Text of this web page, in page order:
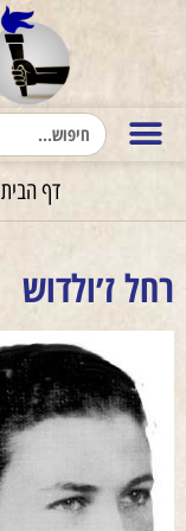
דף הבית
רחל ז׳ולדוש